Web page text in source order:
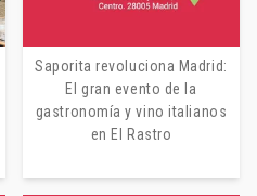
Saporita revoluciona Madrid:
El gran evento de la
gastronomía y vino italianos
en El Rastro
de 2026